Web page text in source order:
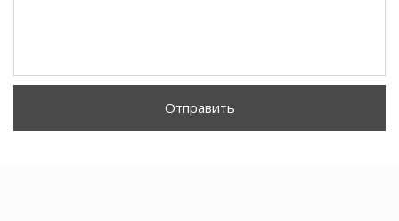
Отправить